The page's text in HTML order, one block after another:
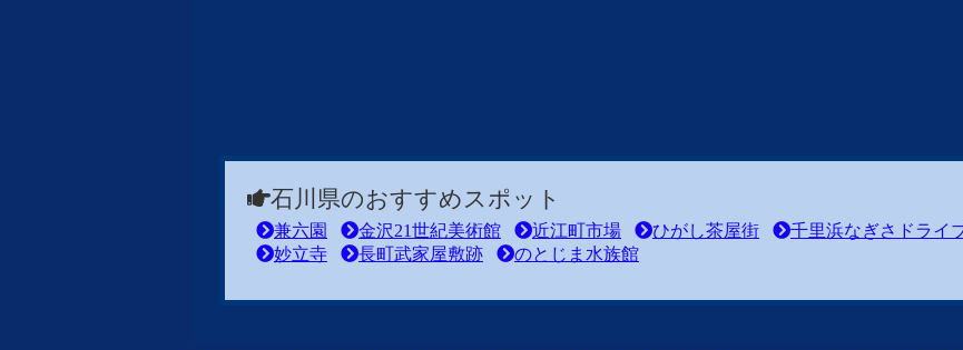
石川県のおすすめスポット
兼六園 金沢21世紀美術館 近江町市場 ひがし茶屋街 千里浜なぎさドライ
妙立寺
長町武家屋敷跡 のとじま水族館